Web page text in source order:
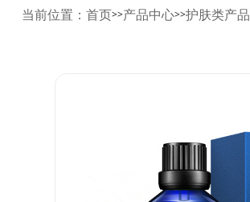
当前位置： 首页>>产品中心>>护肤类产品